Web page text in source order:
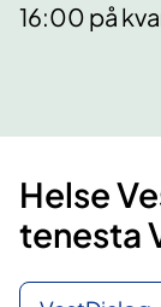
16:00 på
​​Helse
tenesta